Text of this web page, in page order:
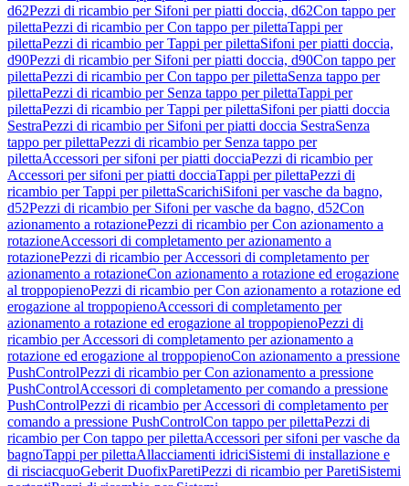
d62Pezzi di ricambio per Sifoni per piatti doccia, d62Con tappo per
pilettaPezzi di ricambio per Con tappo per pilettaTappi per
pilettaPezzi di ricambio per Tappi per pilettaSifoni per piatti doccia,
d90Pezzi di ricambio per Sifoni per piatti doccia, d90Con tappo per
pilettaPezzi di ricambio per Con tappo per pilettaSenza tappo per
pilettaPezzi di ricambio per Senza tappo per pilettaTappi per
pilettaPezzi di ricambio per Tappi per pilettaSifoni per piatti doccia
SestraPezzi di ricambio per Sifoni per piatti doccia SestraSenza
tappo per pilettaPezzi di ricambio per Senza tappo per
pilettaAccessori per sifoni per piatti docciaPezzi di ricambio per
Accessori per sifoni per piatti docciaTappi per pilettaPezzi di
ricambio per Tappi per pilettaScarichiSifoni per vasche da bagno,
d52Pezzi di ricambio per Sifoni per vasche da bagno, d52Con
azionamento a rotazionePezzi di ricambio per Con azionamento a
rotazioneAccessori di completamento per azionamento a
rotazionePezzi di ricambio per Accessori di completamento per
azionamento a rotazioneCon azionamento a rotazione ed erogazione
al troppopienoPezzi di ricambio per Con azionamento a rotazione ed
erogazione al troppopienoAccessori di completamento per
azionamento a rotazione ed erogazione al troppopienoPezzi di
ricambio per Accessori di completamento per azionamento a
rotazione ed erogazione al troppopienoCon azionamento a pressione
PushControlPezzi di ricambio per Con azionamento a pressione
PushControlAccessori di completamento per comando a pressione
PushControlPezzi di ricambio per Accessori di completamento per
comando a pressione PushControlCon tappo per pilettaPezzi di
ricambio per Con tappo per pilettaAccessori per sifoni per vasche da
bagnoTappi per pilettaAllacciamenti idriciSistemi di installazione e
di risciacquoGeberit DuofixParetiPezzi di ricambio per ParetiSistemi